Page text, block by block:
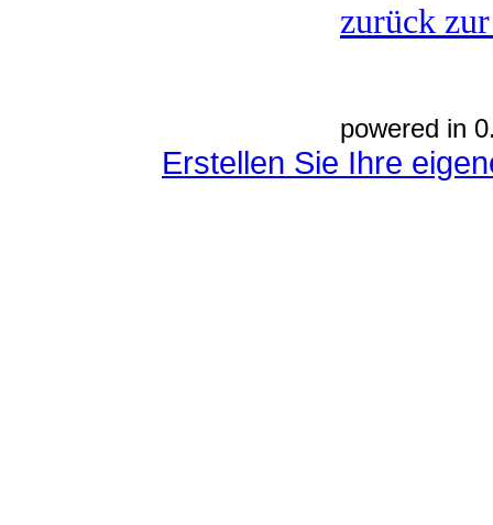
zurück
powered in
Erstellen Sie Ihre